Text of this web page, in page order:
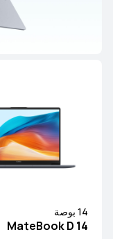
14 بوصة
MateBook D 14